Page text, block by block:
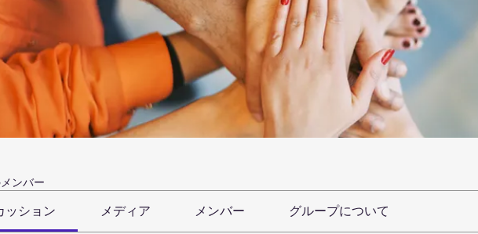
ンバー
ッション メディア メンバー グループについて